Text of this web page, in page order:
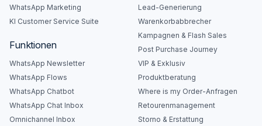
WhatsApp Marketing
KI Customer Service Suite
Funktionen
WhatsApp Newsletter
WhatsApp Flows
WhatsApp Chatbot
WhatsApp Chat Inbox
Omnichannel Inbox
Lead-Generierung
Warenkorbabbrecher
Kampagnen & Flash Sales
Post Purchase Journey
VIP & Exklusiv
Produktberatung
Where is my Order-Anfragen
Retourenmanagement
Storno & Erstattung